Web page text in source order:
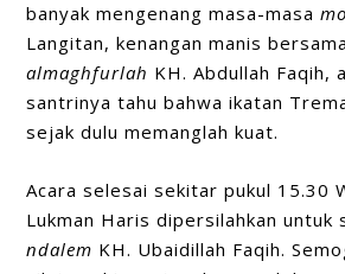
banyak mengenang masa-masa
Langitan, kenangan manis
almaghfurlah KH. Abdullah Faqih,
santrinya tahu bahwa ikatan
sejak dulu memanglah kuat.
Acara selesai sekitar pukul 15.30
Lukman Haris dipersilahkan untuk
ndalem KH. Ubaidillah Faqih.